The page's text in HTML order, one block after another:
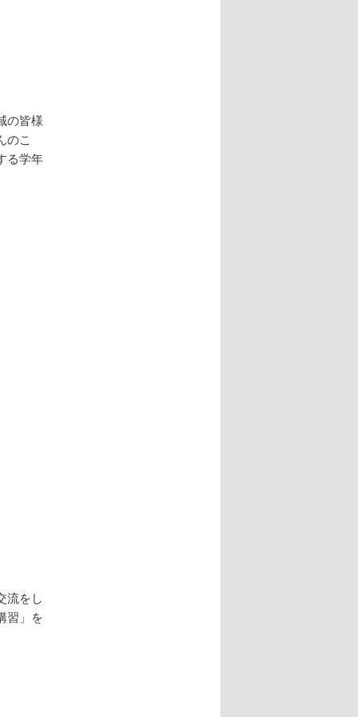
の皆様
のこ
る学年
流をし
習」を